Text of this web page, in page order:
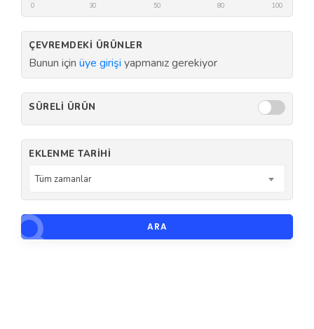
0 30 50 80 100
ÇEVREMDEKI ÜRÜNLER
Bunun için üye girişi yapmanız gerekiyor
SÜRELI ÜRÜN
EKLENME TARIHI
Tüm zamanlar
ARA